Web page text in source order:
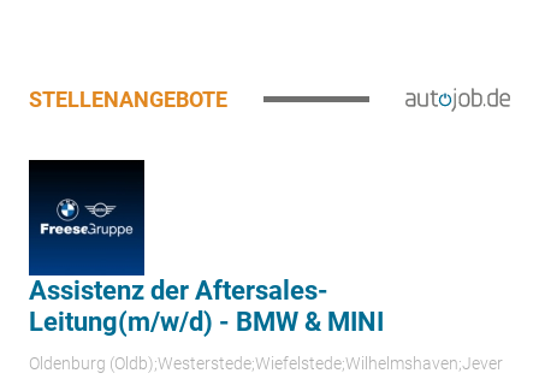
STELLENANGEBOTE
Assistenz der Aftersales-
Leitung(m/w/d) - BMW & MINI
Oldenburg (Oldb);Westerstede;Wiefelstede;Wilhelmshaven;Jever